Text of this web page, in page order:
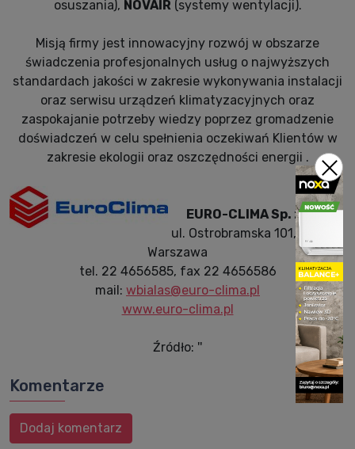
osuszania), NOVAIR(systemy wentylacji).
Misją firmy jest innowacyjny rozwój w obszarze
świadczenia profesjonalnych usług o najwyższych
standardach jakości w zakresie wykonywania instalacji
oraz serwisu urządzeń klimatyzacyjnych oraz
zaspokajanie potrzeby wiedzy poprzez gromadzenie
doświadczeń w celu spełnienia oczekiwań Klientów w
zakresie ekologii oraz oszczędności energii .
EURO-CLIMA Sp. z o.o.
ul. Ostrobramska 101, 04-041
Warszawa
tel. 22 4656585, fax 22 4656586
mail: wbialas@euro-clima.pl
www.euro-clima.pl
Źródło: ''
Komentarze
Dodaj komentarz